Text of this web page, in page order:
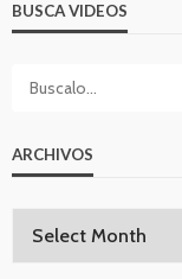
BUSCA VIDEOS
ARCHIVOS